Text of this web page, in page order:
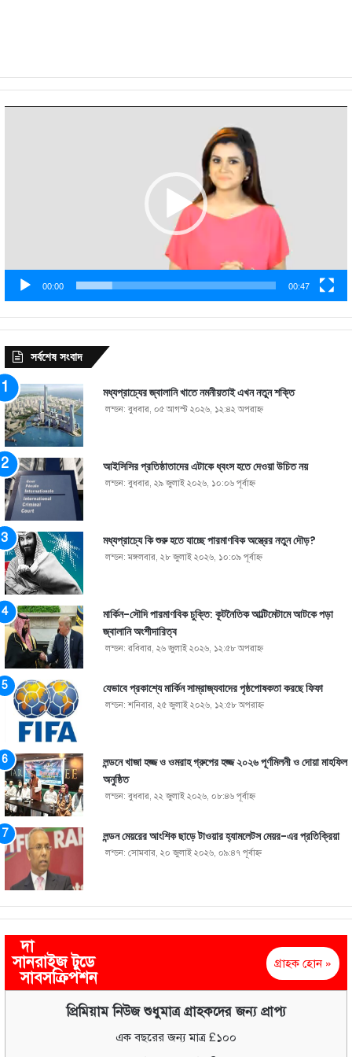
00:00 00:47
সর্বশেষ সংবাদ
মধ্যপ্রাচ্যের জ্বালানি খাতে নমনীয়তাই এখন নতুন শক্তি
লন্ডন: বুধবার, ০৫ আগস্ট ২০২৬, ১২:৪২ অপরাহ্ণ
আইসিসির প্রতিষ্ঠাতাদের এটাকে ধ্বংস হতে দেওয়া উচিত নয়
লন্ডন: বুধবার, ২৯ জুলাই ২০২৬, ১০:০৬ পূর্বাহ্ণ
মধ্যপ্রাচ্যে কি শুরু হতে যাচ্ছে পারমাণবিক অস্ত্রের নতুন দৌড়?
লন্ডন: মঙ্গলবার, ২৮ জুলাই ২০২৬, ১০:০৯ পূর্বাহ্ণ
মার্কিন-সৌদি পারমাণবিক চুক্তি: কূটনৈতিক আল্টিমেটামে আটকে পড়া
জ্বালানি অংশীদারিত্ব
লন্ডন: রবিবার, ২৬ জুলাই ২০২৬, ১২:৫৮ অপরাহ্ণ
যেভাবে প্রকাশ্যে মার্কিন সাম্রাজ্যবাদের পৃষ্ঠপোষকতা করছে ফিফা
লন্ডন: শনিবার, ২৫ জুলাই ২০২৬, ১২:৫৮ অপরাহ্ণ
লন্ডনে খাজা হজ্জ ও ওমরাহ গ্রুপের হজ্জ ২০২৬ পূর্ণমিলনী ও দোয়া মাহফিল
অনুষ্ঠিত
লন্ডন: বুধবার, ২২ জুলাই ২০২৬, ০৮:৪৬ পূর্বাহ্ণ
লন্ডন মেয়রের আংশিক ছাড়ে টাওয়ার হ্যামলেটস মেয়র-এর প্রতিক্রিয়া
লন্ডন: সোমবার, ২০ জুলাই ২০২৬, ০৯:৪৭ পূর্বাহ্ণ
দা
সানরাইজ টুডে
সাবসক্রিপশন
গ্রাহক হোন »
প্রিমিয়াম নিউজ শুধুমাত্র গ্রাহকদের জন্য প্রাপ্য
এক বছরের জন্য মাত্র £১০০